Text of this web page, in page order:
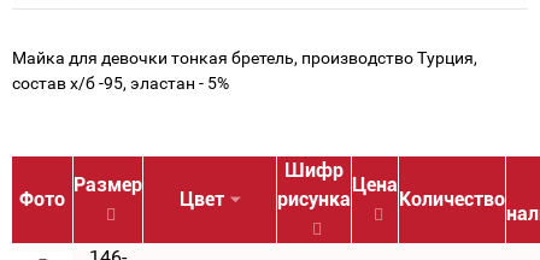
Майка для девочки тонкая бретель, производство Турция,
состав х/б -95, эластан - 5%
Фото
Размер
Цвет
Шифр
рисунка
Цена
Количество